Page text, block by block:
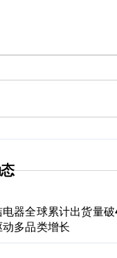
电器全球累计出货量
多品类增长